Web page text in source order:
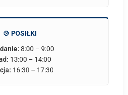
🍲 POSIŁKI
8:00 – 9:00
13:00 – 14:00
16:30 – 17:30